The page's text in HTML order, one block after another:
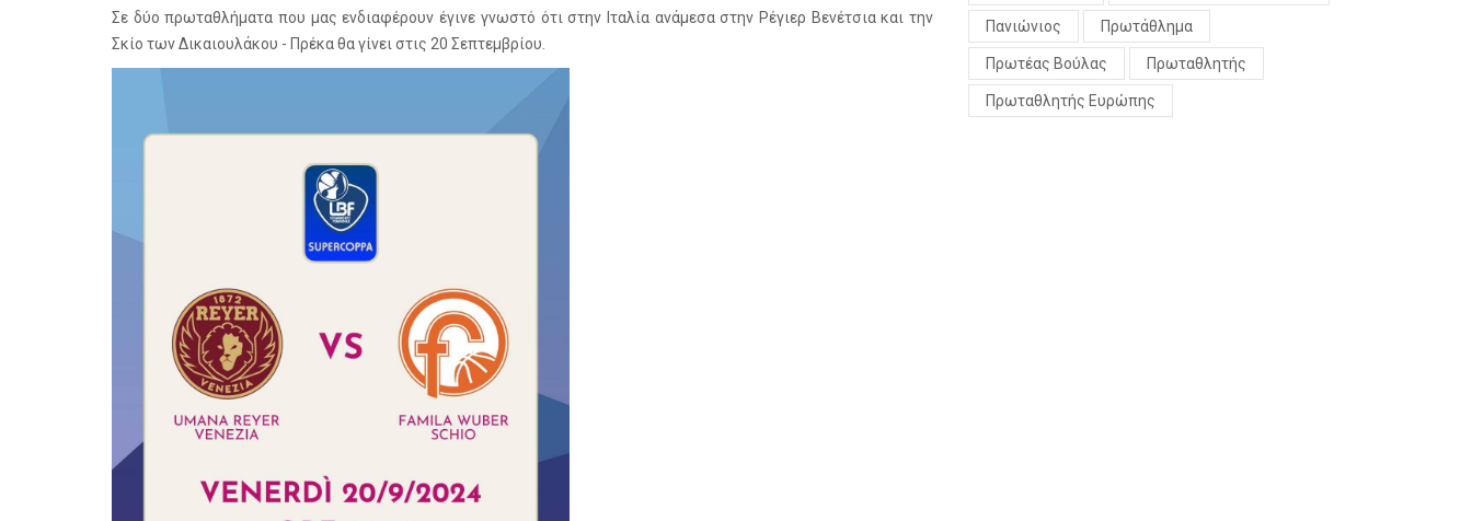
Σε δύο πρωταθλήματα που μας ενδιαφέρουν έγινε γνωστό ότι στην Ιταλία ανάμεσα στην Ρέγιερ Βενέτσια και την
Σκίο των Δικαιουλάκου - Πρέκα θα γίνει στις 20 Σεπτεμβρίου.
Πανιώνιος Πρωτάθλημα
Πρωτέας Βούλας Πρωταθλητής
Πρωταθλητής Ευρώπης